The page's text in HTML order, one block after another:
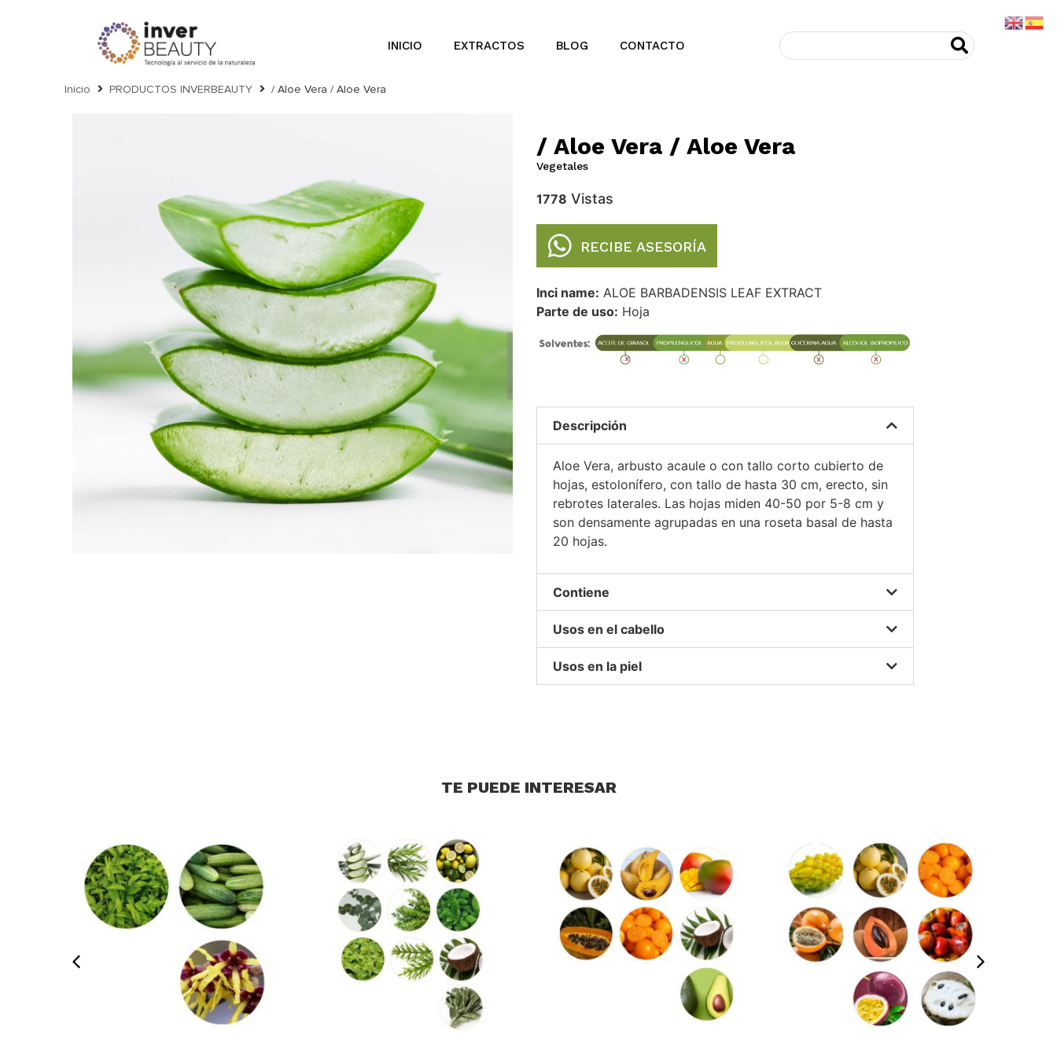
INICIO EXTRACTOS BLOG CONTACTO
Inicio PRODUCTOS INVERBEAUTY / Aloe Vera / Aloe Vera
/ Aloe Vera / Aloe Vera
Vegetales
1778 Vistas
RECIBE ASESORÍA
Inci name: ALOE BARBADENSIS LEAF EXTRACT
Parte de uso: Hoja
Descripción
Aloe Vera, arbusto acaule o con tallo corto cubierto de
hojas, estolonífero, con tallo de hasta 30 cm, erecto, sin
rebrotes laterales. Las hojas miden 40-50 por 5-8 cm y
son densamente agrupadas en una roseta basal de hasta
20 hojas.
Contiene
Usos en el cabello
Usos en la piel
TE PUEDE INTERESAR